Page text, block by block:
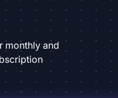
monthly and